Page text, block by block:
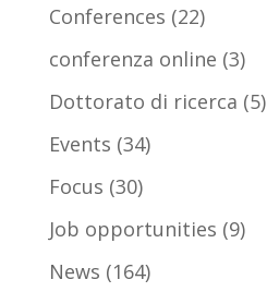
Conferences (22)
conferenza online (3)
Dottorato di ricerca (5)
Events (34)
Focus (30)
Job opportunities (9)
News (164)